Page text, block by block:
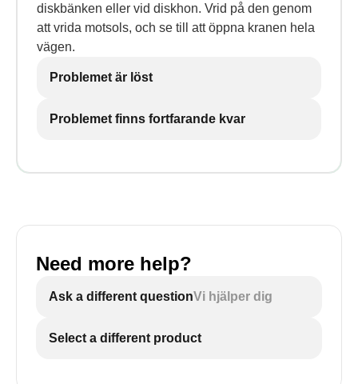
diskbänken eller vid diskhon. Vrid på den genom
att vrida motsols, och se till att öppna kranen hela
vägen.
Problemet är löst
Problemet finns fortfarande kvar
Need more help?
Ask a different questionVi hjälper dig
Select a different product